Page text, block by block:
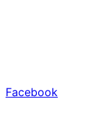
Facebook